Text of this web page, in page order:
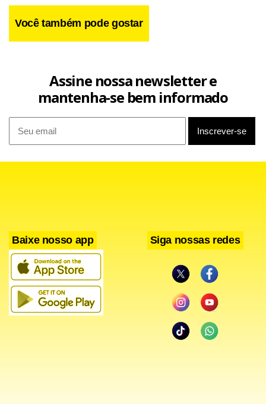
Facebook
WhatsApp
LinkedIn
TwitterTelegram
Share
Você também pode gostar
Assine nossa newsletter e
mantenha-se bem informado
Baixe nosso app Siga nossas redes